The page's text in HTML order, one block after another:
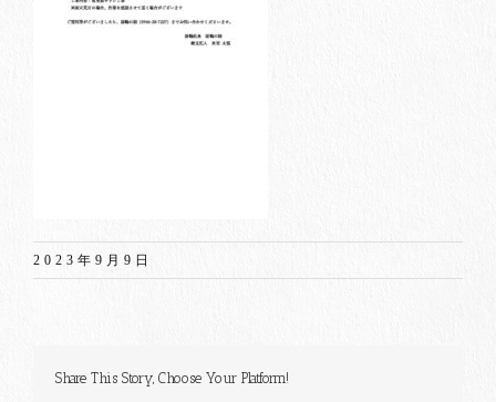
2023年9月9日
Share This Story, Choose Your Platform!